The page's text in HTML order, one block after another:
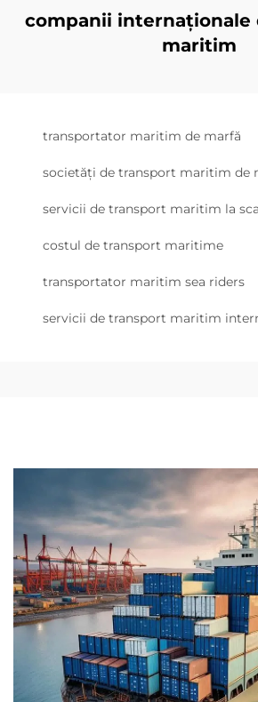
companii internaționale
maritim
transportator maritim de marfă
societăți de transport maritim de
servicii de transport maritim la
costul de transport maritime
transportator maritim sea riders
servicii de transport maritim